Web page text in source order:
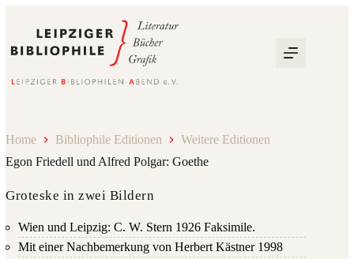
springen
Home Bibliophile Editionen
Weitere Editionen
Egon Friedell und Alfred Polgar: Goethe
Groteske in zwei Bildern
Wien und Leipzig: C. W. Stern 1926 Faksimile.
Mit einer Nachbemerkung von Herbert Kästner 1998